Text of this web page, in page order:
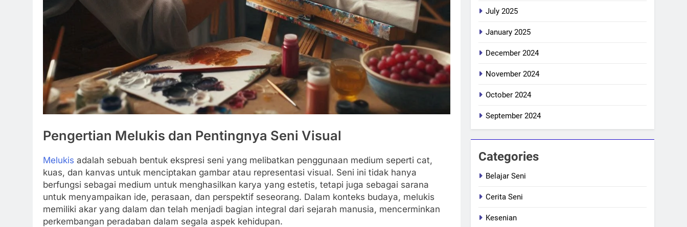
Pengertian Melukis dan Pentingnya Seni Visual
Melukis adalah sebuah bentuk ekspresi seni yang melibatkan penggunaan medium seperti cat,
kuas, dan kanvas untuk menciptakan gambar atau representasi visual. Seni ini tidak hanya
berfungsi sebagai medium untuk menghasilkan karya yang estetis, tetapi juga sebagai sarana
untuk menyampaikan ide, perasaan, dan perspektif seseorang. Dalam konteks budaya, melukis
memiliki akar yang dalam dan telah menjadi bagian integral dari sejarah manusia, mencerminkan
perkembangan peradaban dalam segala aspek kehidupan.
July 2025
January 2025
December 2024
November 2024
October 2024
September 2024
Categories
Belajar Seni
Cerita Seni
Kesenian